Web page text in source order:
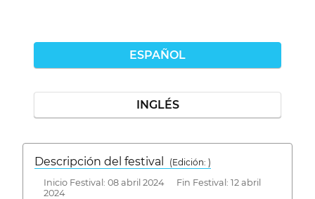
ESPAÑOL
INGLÉS
Descripción del festival
( Edición: )
Inicio Festival: 08 abril 2024 Fin Festival: 12 abril
2024